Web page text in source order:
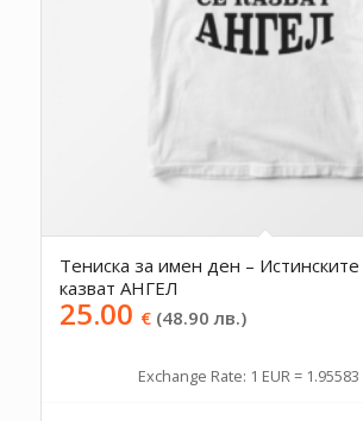
Тениска за имен ден –
казват АНГЕЛ
25.00 €(48.90 лв.)
Exchange Rate: 1 EUR = 1.95583